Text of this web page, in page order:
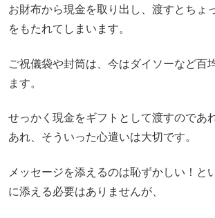
お財布から現金を取り出し、渡すとちょ
をもたれてしまいます。
ご祝儀袋や封筒は、今はダイソーなど百
ます。
せっかく現金をギフトとして渡すのであ
あれ、そういった心遣いは大切です。
メッセージを添えるのは恥ずかしい！と
に添える必要はありませんが、